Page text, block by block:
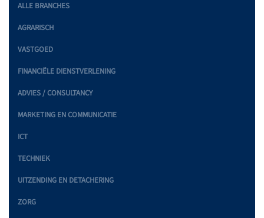
ALLE BRANCHES
AGRARISCH
VASTGOED
FINANCIËLE DIENSTVERLENING
ADVIES / CONSULTANCY
MARKETING EN COMMUNICATIE
ICT
TECHNIEK
UITZENDING EN DETACHERING
ZORG